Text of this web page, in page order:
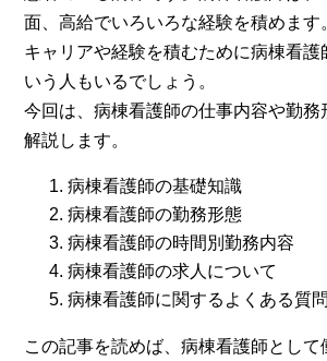
面、高給でいろいろな経験を積めます
キャリアや経験を積むために病棟看護
いう人もいるでしょう。
今回は、病棟看護師の仕事内容や勤務
解説します。
病棟看護師の基礎知識
病棟看護師の勤務形態
病棟看護師の時間別勤務内容
病棟看護師の求人について
病棟看護師に関するよくある質問
この記事を読めば、病棟看護師として